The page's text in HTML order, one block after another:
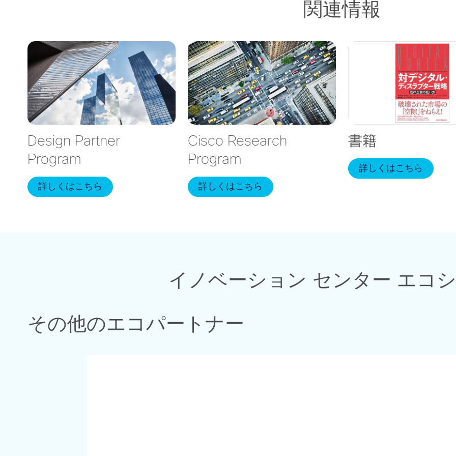
関連情報
Design Partner
Program
詳しくはこちら
Cisco Research
Program
詳しくはこちら
書籍
詳しくはこちら
イノベーション センター エコ
その他のエコパートナー